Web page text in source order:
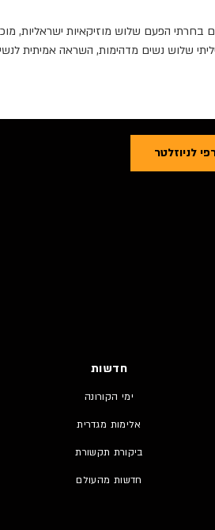
הפעם שלוש מוזיקאיות ישראליות,
לניוזלטר
חדשות
ימי הקורונה
אלימות מגדרית
ביקורת תקשורת
חדשות מהעולם